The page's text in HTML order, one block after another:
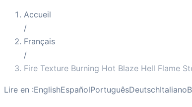
Accueil
/
Français
/
Fire Texture Burning Hot Blaze Hell Flame
Lire en :EnglishEspañolPortuguêsDeutschItaliano